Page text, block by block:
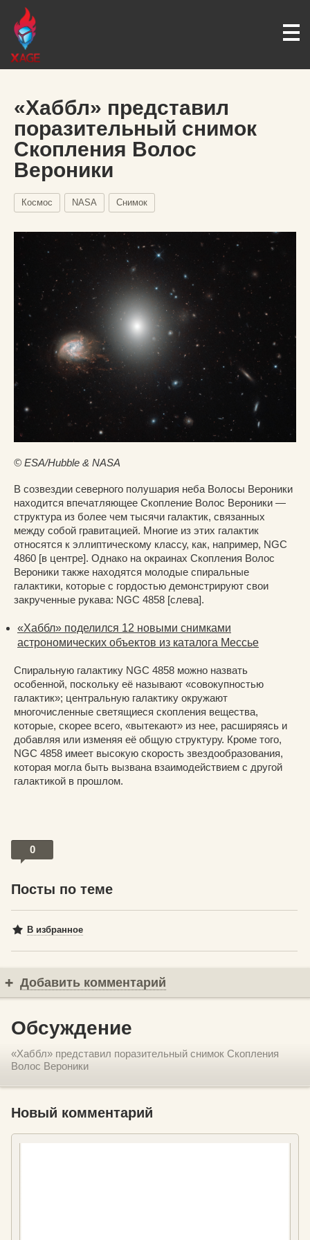
«Хаббл» представил
поразительный снимок
Скопления Волос
Вероники
Космос NASA Снимок
© ESA/Hubble & NASA
В созвездии северного полушария неба Волосы Вероники
находится впечатляющее Скопление Волос Вероники —
структура из более чем тысячи галактик, связанных
между собой гравитацией. Многие из этих галактик
относятся к эллиптическому классу, как, например, NGC
4860 [в центре]. Однако на окраинах Скопления Волос
Вероники также находятся молодые спиральные
галактики, которые с гордостью демонстрируют свои
закрученные рукава: NGC 4858 [слева].
«Хаббл» поделился 12 новыми снимками
астрономических объектов из каталога Мессье
Спиральную галактику NGC 4858 можно назвать
особенной, поскольку её называют «совокупностью
галактик»; центральную галактику окружают
многочисленные светящиеся скопления вещества,
которые, скорее всего, «вытекают» из нее, расширяясь и
добавляя или изменяя её общую структуру. Кроме того,
NGC 4858 имеет высокую скорость звездообразования,
которая могла быть вызвана взаимодействием с другой
галактикой в прошлом.
0
Посты по теме
В избранное
Добавить комментарий
Обсуждение
«Хаббл» представил поразительный снимок Скопления
Волос Вероники
Новый комментарий